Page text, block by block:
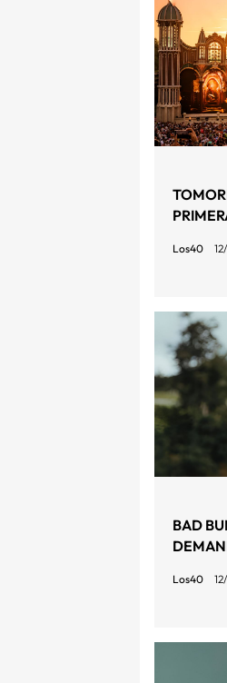
Los40
BAD
Los40